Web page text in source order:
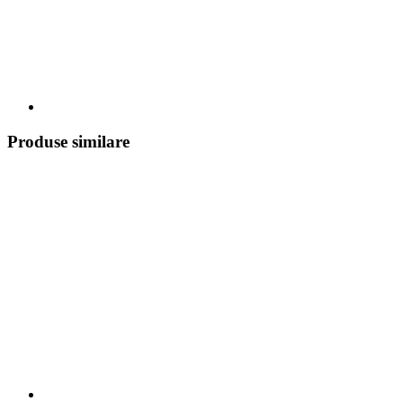
Produse similare